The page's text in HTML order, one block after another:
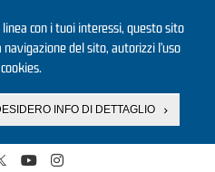
con i tuoi interessi, questo sito
del sito, autorizzi l’uso
INFO DI DETTAGLIO